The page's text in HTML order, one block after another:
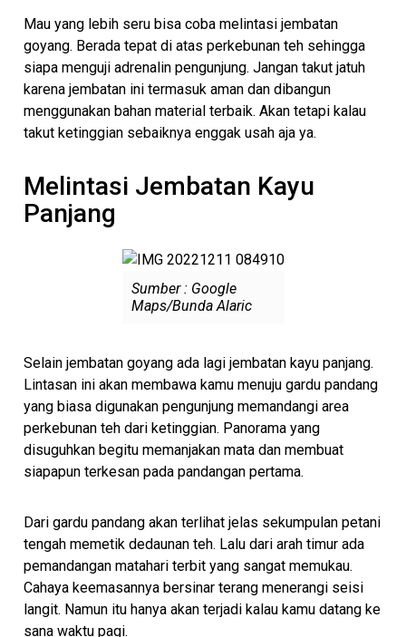
Mau yang lebih seru bisa coba melintasi jembatan
goyang. Berada tepat di atas perkebunan teh sehingga
siapa menguji adrenalin pengunjung. Jangan takut jatuh
karena jembatan ini termasuk aman dan dibangun
menggunakan bahan material terbaik. Akan tetapi kalau
takut ketinggian sebaiknya enggak usah aja ya.
Melintasi Jembatan Kayu
Panjang
Sumber : Google
Maps/Bunda Alaric
Selain jembatan goyang ada lagi jembatan kayu panjang.
Lintasan ini akan membawa kamu menuju gardu pandang
yang biasa digunakan pengunjung memandangi area
perkebunan teh dari ketinggian. Panorama yang
disuguhkan begitu memanjakan mata dan membuat
siapapun terkesan pada pandangan pertama.
Dari gardu pandang akan terlihat jelas sekumpulan petani
tengah memetik dedaunan teh. Lalu dari arah timur ada
pemandangan matahari terbit yang sangat memukau.
Cahaya keemasannya bersinar terang menerangi seisi
langit. Namun itu hanya akan terjadi kalau kamu datang ke
sana waktu pagi.